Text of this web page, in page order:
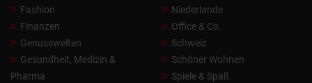
Fashion
Finanzen
Genusswelten
Gesundheit, Medizin &
Pharma
Niederlande
Office & Co.
Schweiz
Schöner Wohnen
Spiele & Spaß